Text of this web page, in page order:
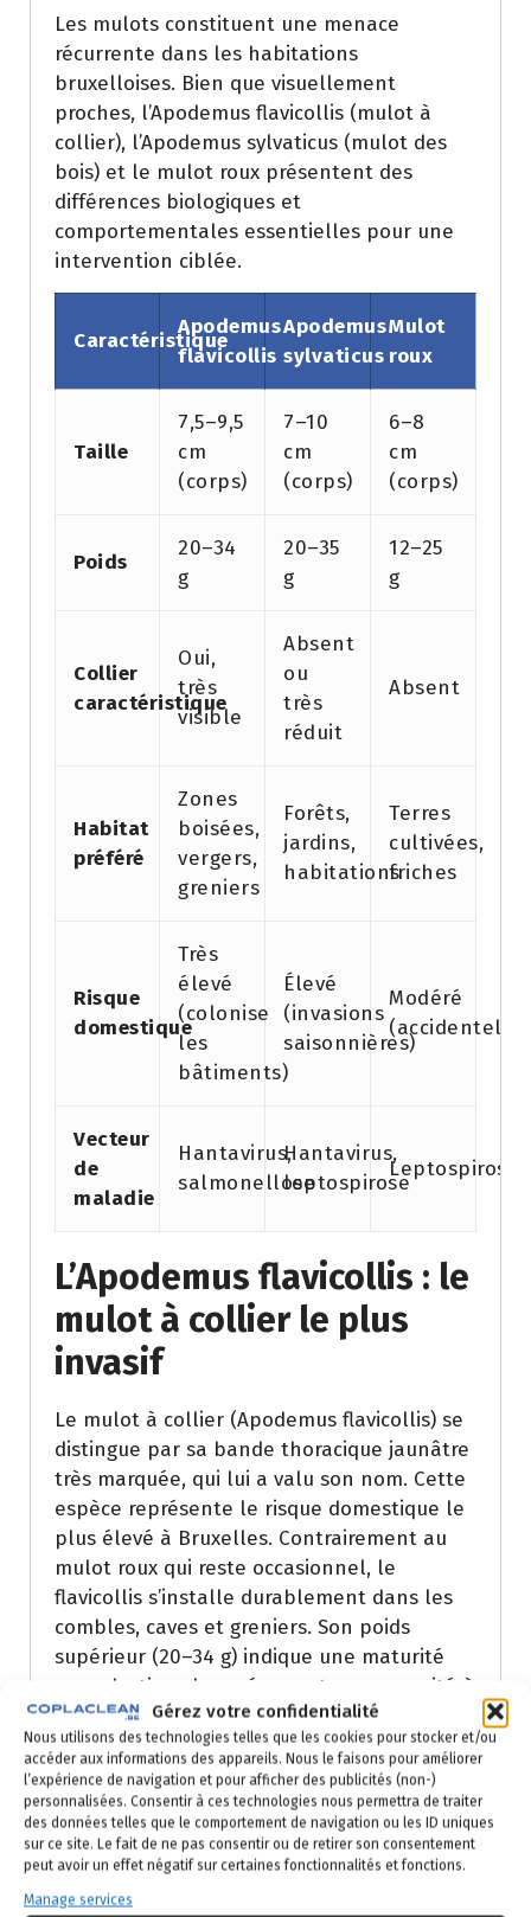
Gérez votre confidentialité
Nous utilisons des technologies telles que les cookies pour stocker et/ou
accéder aux informations des appareils. Nous le faisons pour améliorer
l’expérience de navigation et pour afficher des publicités (non-)
personnalisées. Consentir à ces technologies nous permettra de traiter
des données telles que le comportement de navigation ou les ID uniques
sur ce site. Le fait de ne pas consentir ou de retirer son consentement
peut avoir un effet négatif sur certaines fonctionnalités et fonctions.
Manage services
Les mulots constituent une menace
récurrente dans les habitations
bruxelloises. Bien que visuellement
proches, l’Apodemus flavicollis (mulot à
collier), l’Apodemus sylvaticus (mulot des
bois) et le mulot roux présentent des
différences biologiques et
comportementales essentielles pour une
intervention ciblée.
Caractéristique
Apodemus
flavicollis
Apodemus
sylvaticus
Mulot
roux
Taille
7,5–9,5
cm
(corps)
7–10
cm
(corps)
6–8
cm
(corps)
Poids
20–34
g
20–35
g
12–25
g
Collier
caractéristique
Oui,
très
visible
Absent
ou
très
réduit
Absent
Habitat
préféré
Zones
boisées,
vergers,
greniers
Forêts,
jardins,
habitations
Terres
cultivées,
friches
Risque
domestique
Très
élevé
(colonise
les
bâtiments)
Élevé
(invasions
saisonnières)
Modéré
(accidentel)
Vecteur
de
maladie
Hantavirus,
salmonellose
Hantavirus,
leptospirose
Leptospirose
L’Apodemus flavicollis : le
mulot à collier le plus
invasif
Le mulot à collier (Apodemus flavicollis) se
distingue par sa bande thoracique jaunâtre
très marquée, qui lui a valu son nom. Cette
espèce représente le risque domestique le
plus élevé à Bruxelles. Contrairement au
mulot roux qui reste occasionnel, le
flavicollis s’installe durablement dans les
combles, caves et greniers. Son poids
supérieur (20–34 g) indique une maturité
reproductive plus précoce et une capacité à
causer des dégâts structurels importants.
Différenciation avec
l’Apodemus sylvaticus et
implications sanitaires
L’Apodemus sylvaticus (mulot des bois) s’en